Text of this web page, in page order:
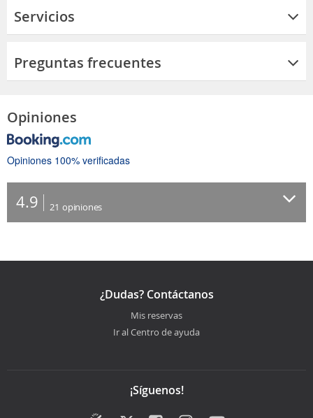
Servicios
Preguntas frecuentes
Opiniones
Opiniones 100% verificadas
4.9 21 opiniones
¿Dudas? Contáctanos
Mis reservas
Ir al Centro de ayuda
¡Síguenos!